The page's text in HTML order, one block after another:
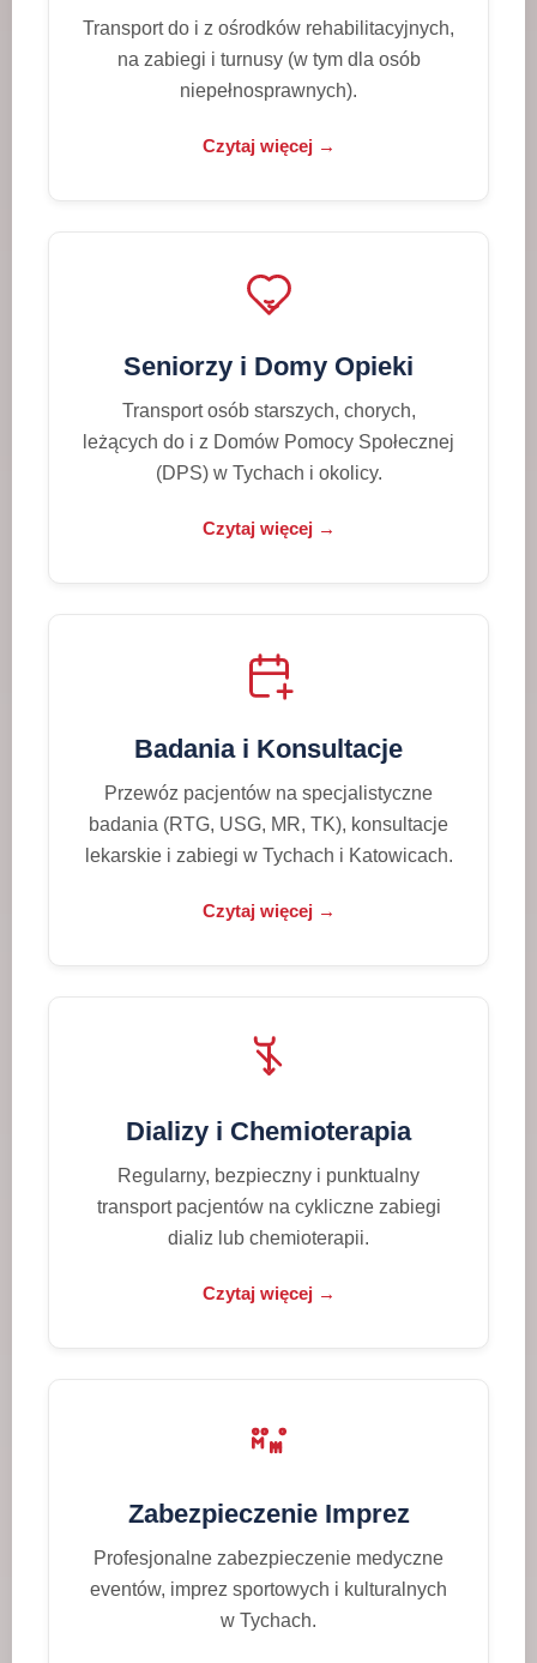
Transport do i z ośrodków rehabilitacyjnych,
na zabiegi i turnusy (w tym dla osób
niepełnosprawnych).
Czytaj więcej →
Seniorzy i Domy Opieki
Transport osób starszych, chorych,
leżących do i z Domów Pomocy Społecznej
(DPS) w Tychach i okolicy.
Czytaj więcej →
Badania i Konsultacje
Przewóz pacjentów na specjalistyczne
badania (RTG, USG, MR, TK), konsultacje
lekarskie i zabiegi w Tychach i Katowicach.
Czytaj więcej →
Dializy i Chemioterapia
Regularny, bezpieczny i punktualny
transport pacjentów na cykliczne zabiegi
dializ lub chemioterapii.
Czytaj więcej →
Zabezpieczenie Imprez
Profesjonalne zabezpieczenie medyczne
eventów, imprez sportowych i kulturalnych
w Tychach.